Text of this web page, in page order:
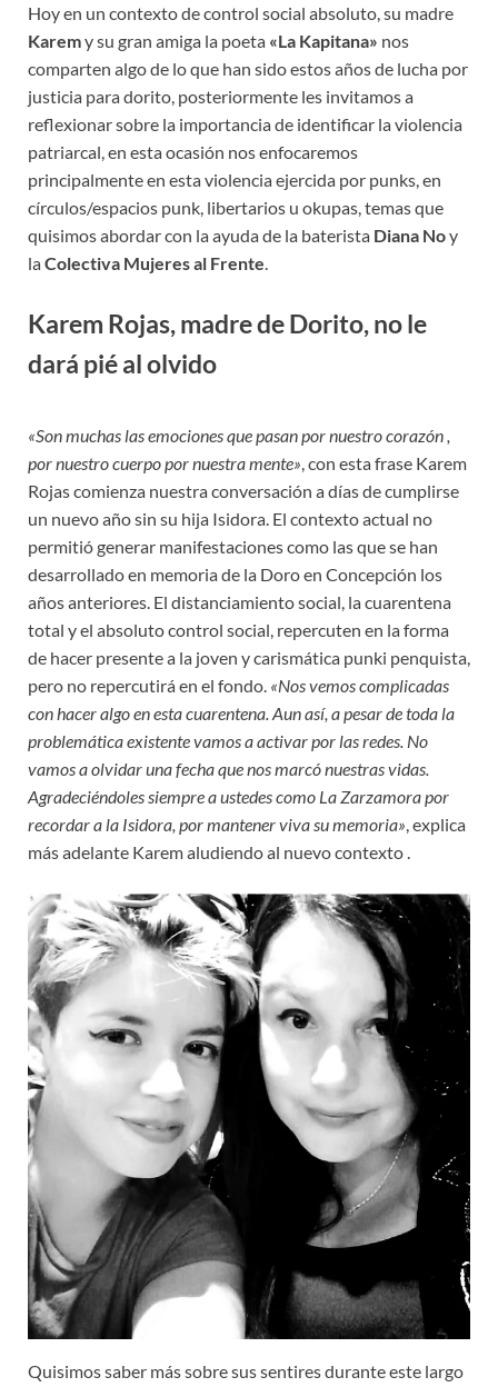
Hoy en un contexto de control social absoluto, su madre
Karemy su gran amiga la poeta «La Kapitana» nos
comparten algo de lo que han sido estos años de lucha por
justicia para dorito, posteriormente les invitamos a
reflexionar sobre la importancia de identificar la violencia
patriarcal, en esta ocasión nos enfocaremos
principalmente en esta violencia ejercida por punks, en
círculos/espacios punk, libertarios u okupas, temas que
quisimos abordar con la ayuda de la baterista Diana Noy
laColectiva Mujeres al Frente
Karem Rojas, madre de Dorito, no le
dará pié al olvido
«Son muchas las emociones que pasan por nuestro corazón ,
por nuestro cuerpo por nuestra mente», con esta frase Karem
Rojas comienza nuestra conversación a días de cumplirse
un nuevo año sin su hija Isidora. El contexto actual no
permitió generar manifestaciones como las que se han
desarrollado en memoria de la Doro en Concepción los
años anteriores. El distanciamiento social, la cuarentena
total y el absoluto control social, repercuten en la forma
de hacer presente a la joven y carismática punki penquista,
pero no repercutirá en el fondo. «Nos vemos complicadas
con hacer algo en esta cuarentena. Aun así, a pesar de toda la
problemática existente vamos a activar por las redes. No
vamos a olvidar una fecha que nos marcó nuestras vidas.
Agradeciéndoles siempre a ustedes como La Zarzamora por
recordar a la Isidora, por mantener viva su memoria», explica
más adelante Karem aludiendo al nuevo contexto .
Quisimos saber más sobre sus sentires durante este largo